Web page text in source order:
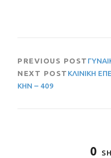
PREVIOUS POST
NEXT POST ΚΛΙΝΙΚΗ
ΚΗΝ – 409
0